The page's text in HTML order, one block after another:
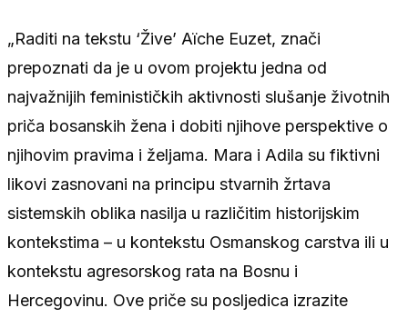
„Raditi na tekstu ‘Žive’ Aïche Euzet, znači
prepoznati da je u ovom projektu jedna od
najvažnijih feminističkih aktivnosti slušanje životnih
priča bosanskih žena i dobiti njihove perspektive o
njihovim pravima i željama. Mara i Adila su fiktivni
likovi zasnovani na principu stvarnih žrtava
sistemskih oblika nasilja u različitim historijskim
kontekstima – u kontekstu Osmanskog carstva ili u
kontekstu agresorskog rata na Bosnu i
Hercegovinu. Ove priče su posljedica izrazite